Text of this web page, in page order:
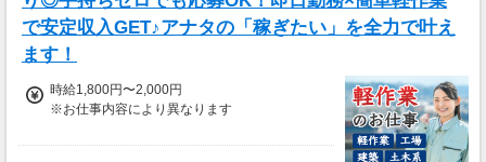
で安定収入GET♪アナタの「稼ぎたい」を全力で叶え
ます！
時給1,800円〜2,000円
※お仕事内容により異なります
＼最大時給2,000円も可能！／